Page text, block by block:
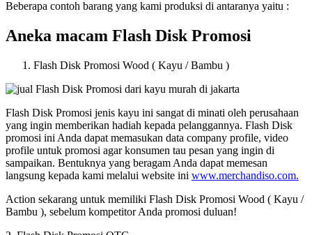
Beberapa contoh barang yang kami produksi di antaranya yaitu :
Aneka macam Flash Disk Promosi
Flash Disk Promosi Wood ( Kayu / Bambu )
Flash Disk Promosi jenis kayu ini sangat di minati oleh perusahaan
yang ingin memberikan hadiah kepada pelanggannya. Flash Disk
promosi ini Anda dapat memasukan data company profile, video
profile untuk promosi agar konsumen tau pesan yang ingin di
sampaikan. Bentuknya yang beragam Anda dapat memesan
langsung kepada kami melalui website ini www.merchandiso.com.
Action sekarang untuk memiliki Flash Disk Promosi Wood ( Kayu /
Bambu ), sebelum kompetitor Anda promosi duluan!